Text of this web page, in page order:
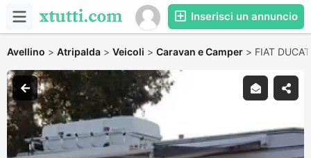
Inserisci un annuncio
Avellino > Atripalda > Veicoli > Caravan e Camper > FIAT